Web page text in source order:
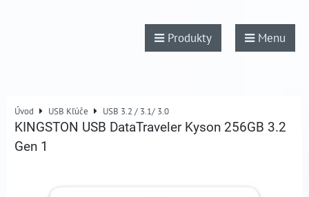
Produkty Menu
Úvod USB Kľúče USB 3.2 / 3.1/ 3.0
KINGSTON USB DataTraveler Kyson 256GB 3.2
Gen 1